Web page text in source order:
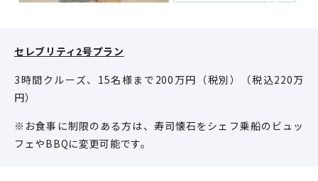
セレブリティ2号プラン
3時間クルーズ、15名様まで200万円（税別）（税込220万
円）
※お食事に制限のある方は、寿司懐石をシェフ乗船のビュッ
フェやBBQに変更可能です。